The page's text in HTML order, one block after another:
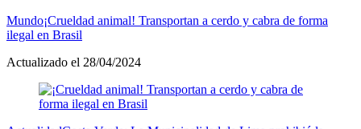
Mundo¡Crueldad animal! Transportan a cerdo y cabra de forma
ilegal en Brasil
Actualizado el 28/04/2024